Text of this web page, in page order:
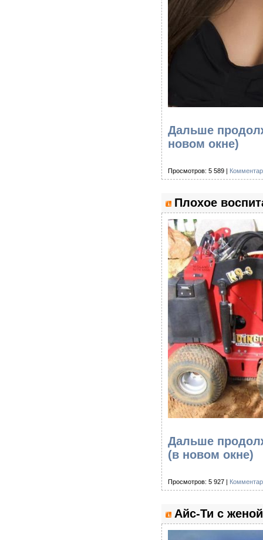
Дальше
новом окне)
Просмотров: 5 589 |
Плохое
Дальше
(в новом окне)
Просмотров: 5 927 |
Айс-Ти с